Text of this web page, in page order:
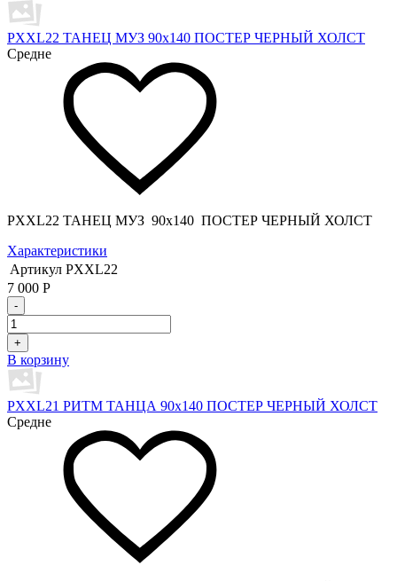
PXXL22 ТАНЕЦ МУЗ 90x140 ПОСТЕР ЧЕРНЫЙ ХОЛСТ
Средне
PXXL22 ТАНЕЦ МУЗ 90x140 ПОСТЕР ЧЕРНЫЙ ХОЛСТ
Характеристики
Артикул PXXL22
7 000 Р
-
+
В корзину
PXXL21 РИТМ ТАНЦА 90x140 ПОСТЕР ЧЕРНЫЙ ХОЛСТ
Средне